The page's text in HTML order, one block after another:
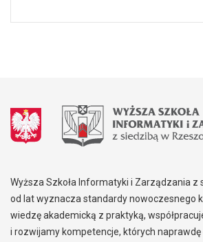
Wyższa Szkoła Informatyki i Zarządzania z
od lat wyznacza standardy nowoczesnego
wiedzę akademicką z praktyką,
i rozwijamy kompetencje, których naprawdę